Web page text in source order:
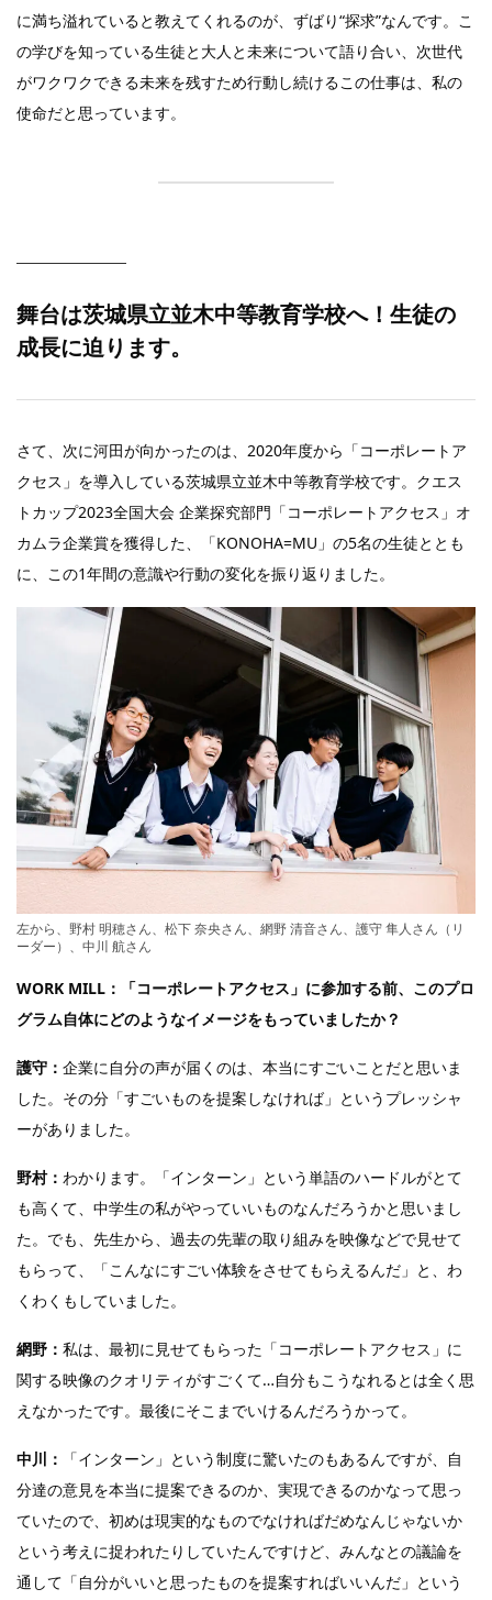
に満ち溢れていると教えてくれるのが、ずばり“探求”なんです。こ
の学びを知っている生徒と大人と未来について語り合い、次世代
がワクワクできる未来を残すため行動し続けるこの仕事は、私の
使命だと思っています。
舞台は茨城県立並木中等教育学校へ！生徒の
成長に迫ります。
さて、次に河田が向かったのは、2020年度から「コーポレートア
クセス」を導入している茨城県立並木中等教育学校です。クエス
トカップ2023全国大会 企業探究部門「コーポレートアクセス」オ
カムラ企業賞を獲得した、「KONOHA=MU」の5名の生徒ととも
に、この1年間の意識や行動の変化を振り返りました。
左から、野村 明穂さん、松下 奈央さん、網野 清音さん、護守 隼人さん（リ
ーダー）、中川 航さん
WORK MILL：
「コーポレートアクセス」に参加する前、このプロ
グラム自体にどのようなイメージをもっていましたか？
護守： 企業に自分の声が届くのは、本当にすごいことだと思いま
した。その分「すごいものを提案しなければ」というプレッシャ
ーがありました。
野村： わかります。「インターン」という単語のハードルがとて
も高くて、中学生の私がやっていいものなんだろうかと思いまし
た。でも、先生から、過去の先輩の取り組みを映像などで見せて
もらって、「こんなにすごい体験をさせてもらえるんだ」と、わ
くわくもしていました。
網野： 私は、最初に見せてもらった「コーポレートアクセス」に
関する映像のクオリティがすごくて…自分もこうなれるとは全く思
えなかったです。最後にそこまでいけるんだろうかって。
中川：
「インターン」という制度に驚いたのもあるんですが、自
分達の意見を本当に提案できるのか、実現できるのかなって思っ
ていたので、初めは現実的なものでなければだめなんじゃないか
という考えに捉われたりしていたんですけど、みんなとの議論を
通して「自分がいいと思ったものを提案すればいいんだ」という